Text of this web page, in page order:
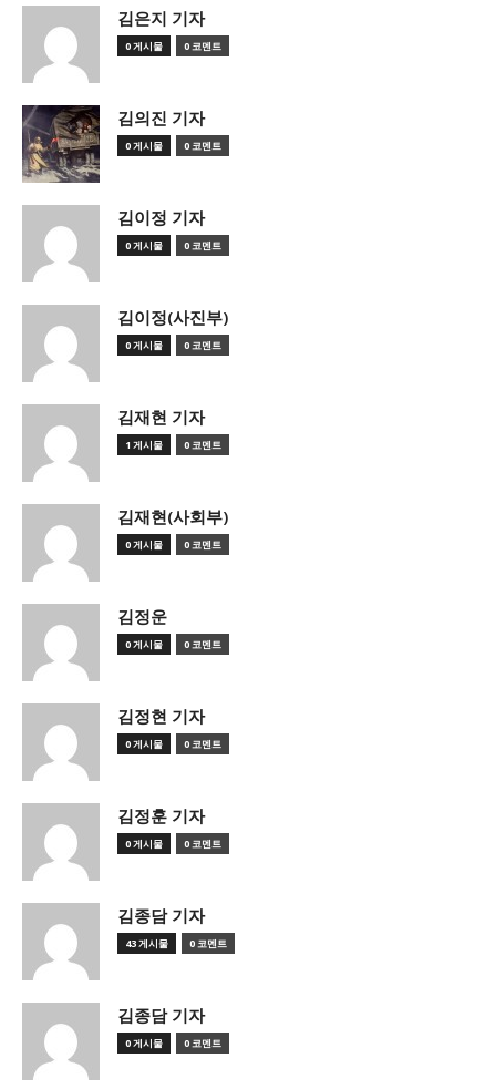
김은지 기자
0 게시물 0 코멘트
김의진 기자
0 게시물 0 코멘트
김이정 기자
0 게시물 0 코멘트
김이정(사진부)
0 게시물 0 코멘트
김재현 기자
1 게시물 0 코멘트
김재현(사회부)
0 게시물 0 코멘트
김정운
0 게시물 0 코멘트
김정현 기자
0 게시물 0 코멘트
김정훈 기자
0 게시물 0 코멘트
김종담 기자
43 게시물 0 코멘트
김종담 기자
0 게시물 0 코멘트